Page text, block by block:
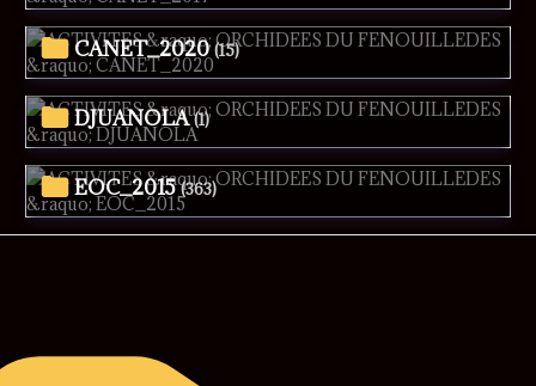
CANET_2020 (15)
DJUANOLA (1)
EOC_2015 (363)